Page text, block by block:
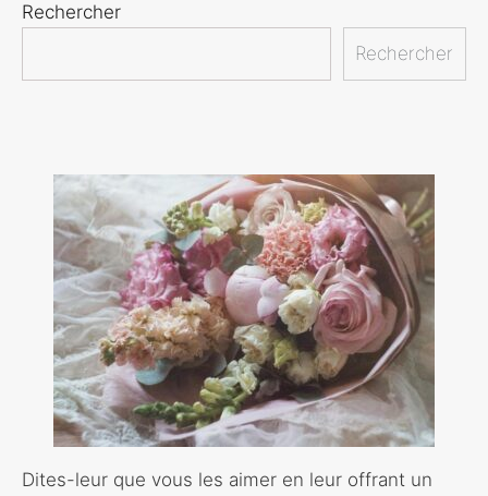
Rechercher
Rechercher
Dites-leur que vous les aimer en leur offrant un